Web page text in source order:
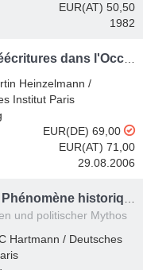
EUR(AT) 50,50
1982
Heinzelmann /
Institut Paris
EUR(DE) 69,00
EUR(AT) 71,00
29.08.2006
und politischer Mythos
Hartmann / Deutsches